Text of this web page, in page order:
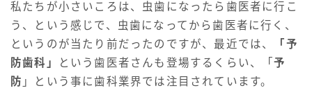
私たちが小さいころは、虫歯になったら歯医者に行こ
う、という感じで、虫歯になってから歯医者に行く、
というのが当たり前だったのですが、最近では、
「予
防歯科」
という歯医者さんも登場するくらい、「予
防 」という事に歯科業界では注目されています。